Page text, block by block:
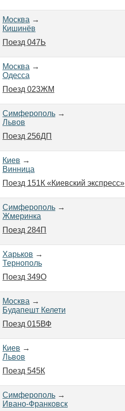
Москва →
Кишинёв
Поезд 047Ь
Москва →
Одесса
Поезд 023ЖМ
Симферополь →
Львов
Поезд 256ДП
Киев →
Винница
Поезд 151К «Киевский экспресс»
Симферополь →
Жмеринка
Поезд 284П
Харьков →
Тернополь
Поезд 349О
Москва →
Будапешт Келети
Поезд 015ВФ
Киев →
Львов
Поезд 545К
Симферополь →
Ивано-Франковск